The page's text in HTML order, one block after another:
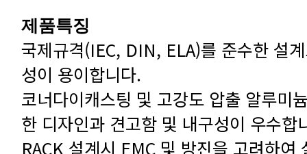
제품특징
성이 용이합니다.
한 디자인과 견고함 및 내구성이 우수합